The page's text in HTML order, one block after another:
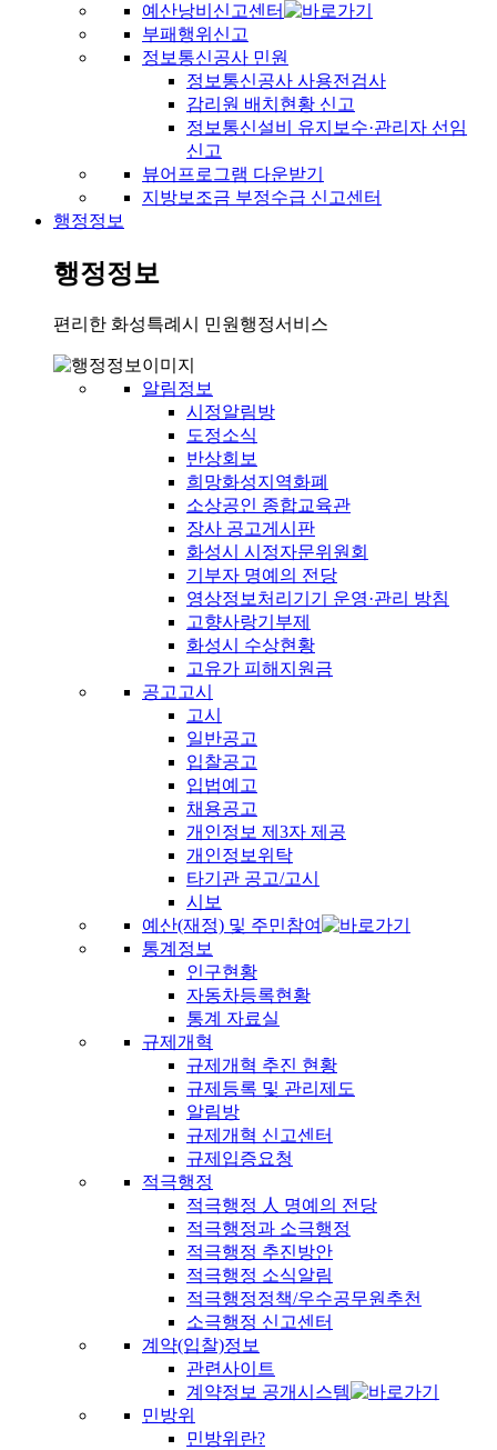
예산낭비신고센터
부패행위신고
정보통신공사 민원
정보통신공사 사용전검사
감리원 배치현황 신고
정보통신설비 유지보수·관리자 선임
신고
뷰어프로그램 다운받기
지방보조금 부정수급 신고센터
행정정보
행정정보
편리한 화성특례시 민원행정서비스
알림정보
시정알림방
도정소식
반상회보
희망화성지역화폐
소상공인 종합교육관
장사 공고게시판
화성시 시정자문위원회
기부자 명예의 전당
영상정보처리기기 운영·관리 방침
고향사랑기부제
화성시 수상현황
고유가 피해지원금
공고고시
고시
일반공고
입찰공고
입법예고
채용공고
개인정보 제3자 제공
개인정보위탁
타기관 공고/고시
시보
예산(재정) 및 주민참여
통계정보
인구현황
자동차등록현황
통계 자료실
규제개혁
규제개혁 추진 현황
규제등록 및 관리제도
알림방
규제개혁 신고센터
규제입증요청
적극행정
적극행정 人 명예의 전당
적극행정과 소극행정
적극행정 추진방안
적극행정 소식알림
적극행정정책/우수공무원추천
소극행정 신고센터
계약(입찰)정보
관련사이트
계약정보 공개시스템
민방위
민방위란?